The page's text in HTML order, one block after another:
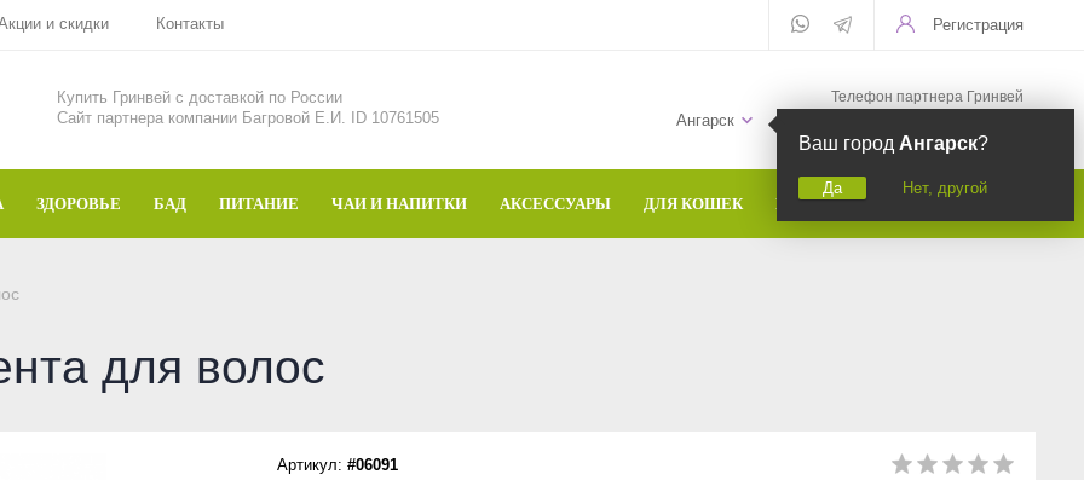
и скидки Контакты Регистрация
Купить Гринвей c доставкой по России
Сайт партнера компании Багровой Е.И. ID 10761505
Ангарск
Ваш город Ангарск?
Да Нет, другой
Телефон партнера Гринвей
ЗДОРОВЬЕ БАД ПИТАНИЕ ЧАИ И НАПИТКИ АКСЕССУАРЫ ДЛЯ КОШЕК БРЕНДЫ
для волос
Артикул: #06091